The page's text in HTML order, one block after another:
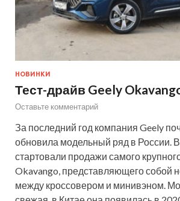
НОВИНКИ
Тест-драйв Geely
Оставьте комментарий
За последний год компания Geely
обновила модельный ряд в России.
стартовали продажи самого
Okavango, представляющего собой
между кроссовером и минивэном.